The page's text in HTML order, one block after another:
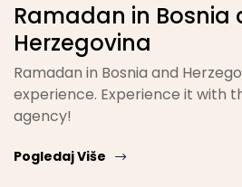
Ramadan in Bosnia
Herzegovina
Ramadan in Bosnia and
experience. Experience it with
agency!
Pogledaj Više